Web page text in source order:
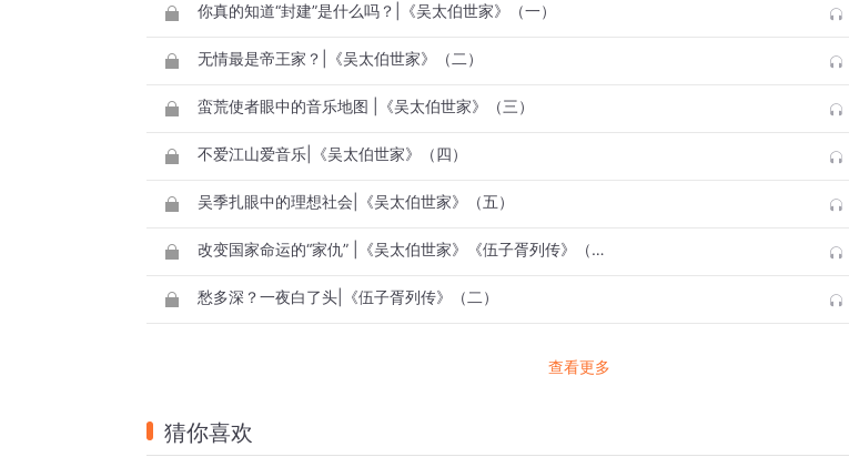
你真的知道“封建”是什么吗？|《吴太伯世家》（一）
无情最是帝王家？|《吴太伯世家》（二）
蛮荒使者眼中的音乐地图 |《吴太伯世家》（三）
不爱江山爱音乐|《吴太伯世家》（四）
吴季扎眼中的理想社会|《吴太伯世家》（五）
改变国家命运的“家仇” |《吴太伯世家》《伍子胥列传》（一）
愁多深？一夜白了头|《伍子胥列传》（二）
查看更多
猜你喜欢